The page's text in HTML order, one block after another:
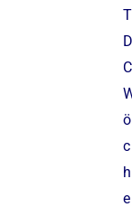
T
D
C
ö
c
h
e